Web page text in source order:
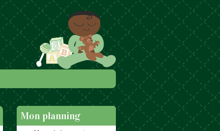
Mon planning